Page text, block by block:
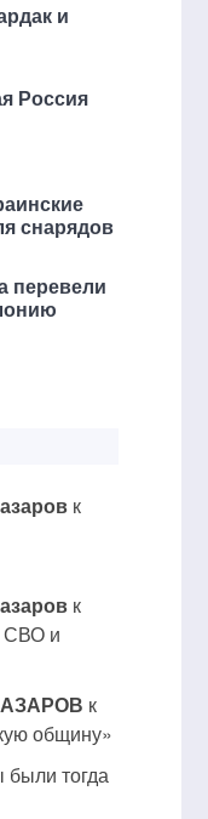
и
Россия
снарядов
перевели
к
к
СВО и
к
общину»
тогда